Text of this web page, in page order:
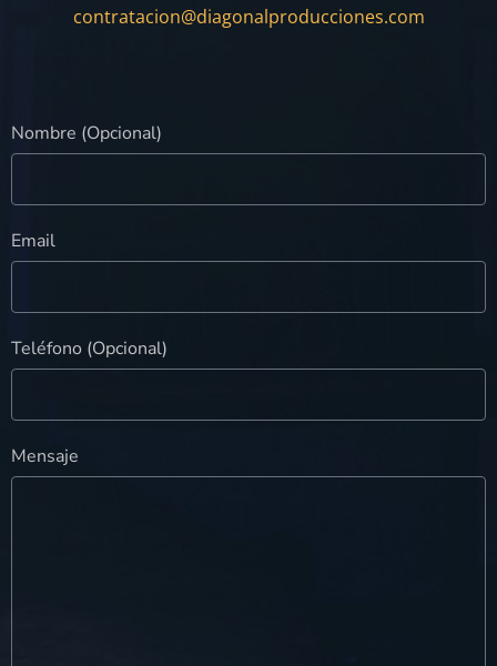
contratacion@diagonalproducciones.com
Nombre (Opcional)
Email
Teléfono (Opcional)
Mensaje